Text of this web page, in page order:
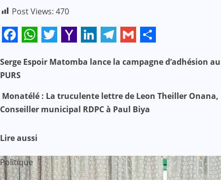
Post Views: 470
Mail
N
v
a
Serge Espoir Matomba lance la campagne d’adhésion au
PURS
Monatélé : La truculente lettre de Leon Theiller Onana,
Conseiller municipal RDPC à Paul Biya
Lire aussi
Politique